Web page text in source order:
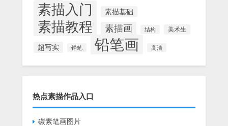
素描入门 素描基础
素描教程 素描画 结构 美术生
超写实 铅笔 铅笔画 高清
热点素描作品入口
碳素笔画图片